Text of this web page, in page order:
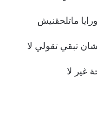
ماتلحقنيش
تبقي تقولي لا
غير لا